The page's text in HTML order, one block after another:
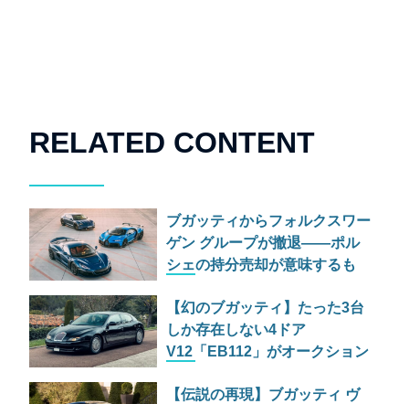
RELATED CONTENT
ブガッティからフォルクスワー
ゲン グループが撤退——ポル
シェの持分売却が意味するも
ア ビジネス回帰の全貌
【幻のブガッティ】たった3台
しか存在しない4ドア
V12「EB112」がオークション
【伝説の再現】ブガッティ ヴ